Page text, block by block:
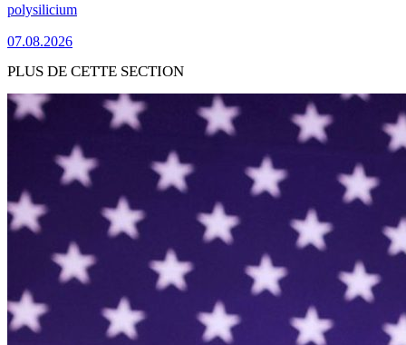
polysilicium
07.08.2026
PLUS DE CETTE SECTION